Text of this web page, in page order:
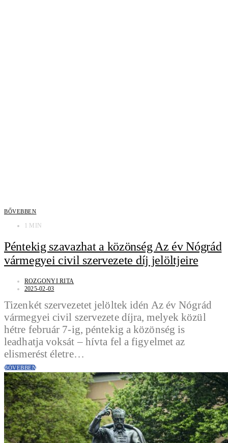
BŐVEBBEN
1 MIN
Péntekig szavazhat a közönség Az év Nógrád
vármegyei civil szervezete díj jelöltjeire
ROZGONYI RITA
2025-02-03
Tizenkét szervezetet jelöltek idén Az év Nógrád
vármegyei civil szervezete díjra, melyek közül
hétre február 7-ig, péntekig a közönség is
leadhatja voksát – hívta fel a figyelmet az
elismerést életre…
BŐVEBBEN